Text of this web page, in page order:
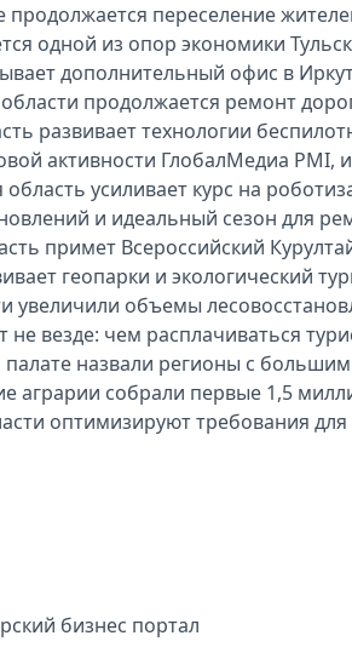
продолжается переселение
одной из опор экономики
дополнительный офис в
продолжается ремонт
развивает технологии
активности ГлобалМедиа PMI,
область усиливает курс на
и идеальный сезон для
примет Всероссийский
геопарки и экологический
увеличили объемы
везде: чем расплачиваться
палате назвали регионы с
аграрии собрали первые 1,5
оптимизируют требования для
бизнес портал